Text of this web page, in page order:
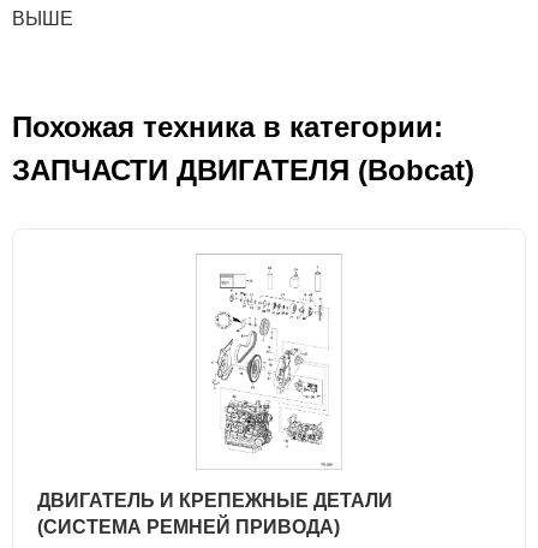
ВЫШЕ
Похожая техника в категории:
ЗАПЧАСТИ ДВИГАТЕЛЯ (Bobcat)
ДВИГАТЕЛЬ И КРЕПЕЖНЫЕ ДЕТАЛИ
(СИСТЕМА РЕМНЕЙ ПРИВОДА)